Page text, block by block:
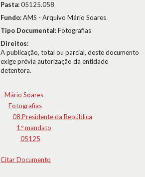
Pasta:05125.058
Fundo:AMS - Arquivo Mário Soares
Tipo Documental:Fotografias
Direitos:
A publicação, total ou parcial, deste documento
exige prévia autorização da entidade
detentora.
Mário Soares
Fotografias
08.Presidente da República
1.º mandato
05125
Citar Documento